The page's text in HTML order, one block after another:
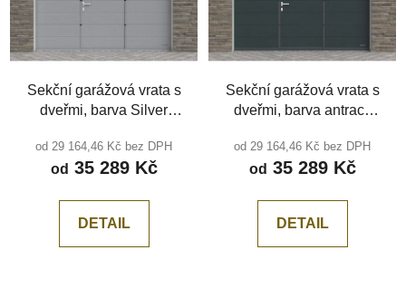
Sekční garážová vrata s
dveřmi, barva Silver
Středová drážka
od 29 164,46 Kč bez DPH
od 35 289 Kč
DETAIL
Sekční garážová vrata s
dveřmi, barva antracit
Středová drážka
od 29 164,46 Kč bez DPH
od 35 289 Kč
DETAIL